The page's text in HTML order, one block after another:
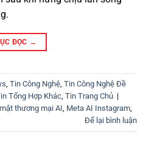
ĐỌC →
Tin Công Nghệ Tin Công Nghệ Đề
Tổng Hợp Khác Tin Trang Chủ |
thương mại AI Meta AI Instagram
Để lại bình luận